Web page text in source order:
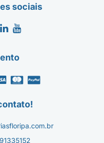
sociais